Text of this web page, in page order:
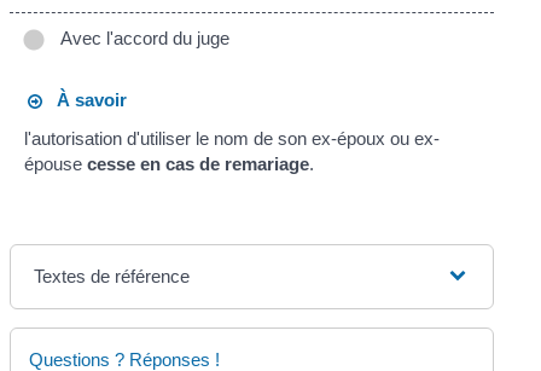
Avec l'accord du juge
À savoir
l'autorisation d'utiliser le nom de son ex-époux ou ex-
épouse cesse en cas de remariage.
Textes de référence
Questions ? Réponses !